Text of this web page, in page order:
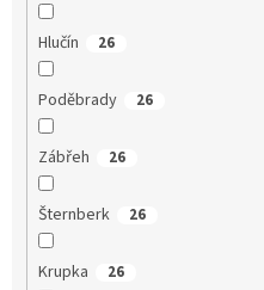
Hlučín 26
Poděbrady 26
Zábřeh 26
Šternberk 26
Krupka 26